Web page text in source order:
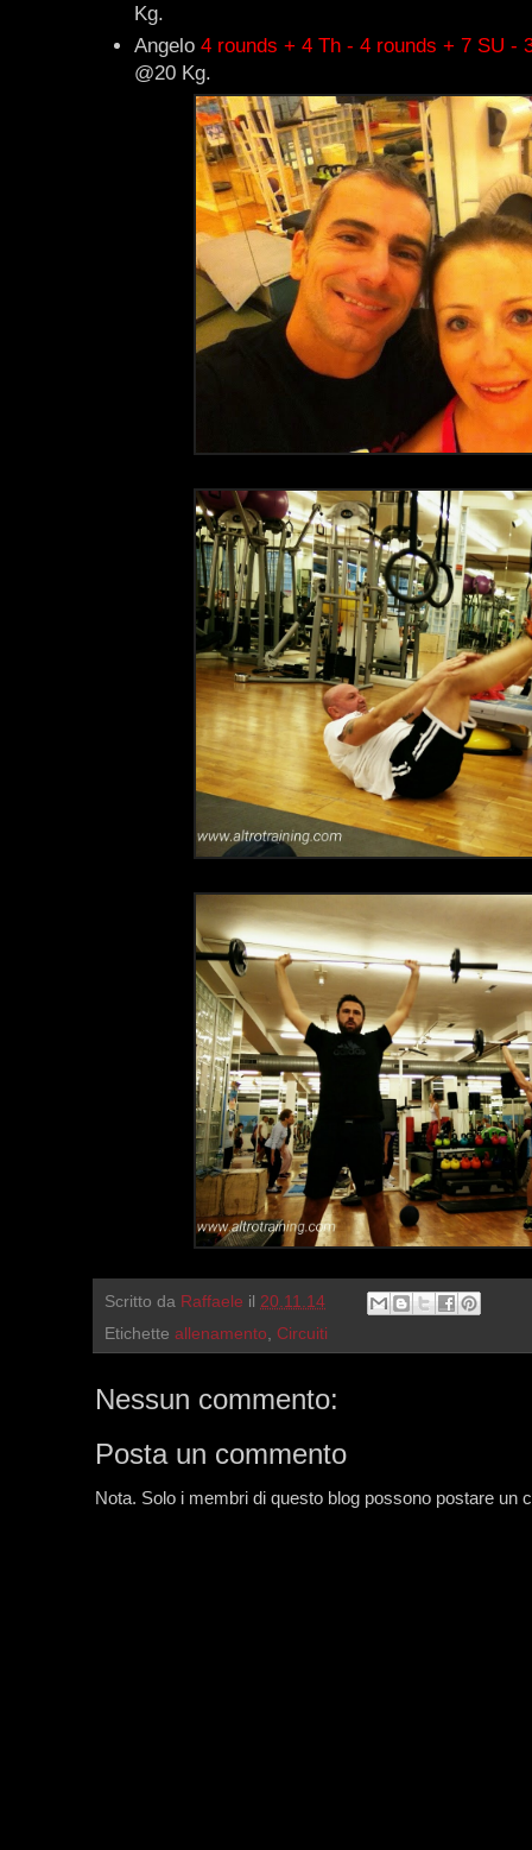
Kg.
Angelo 4 rounds + 4 Th - 4 rounds + 7 SU -
@20 Kg.
Scritto da Raffaele il 20.11.14
Etichette allenamento Circuiti
Nessun commento:
Posta un commento
Nota. Solo i membri di questo blog possono postare un